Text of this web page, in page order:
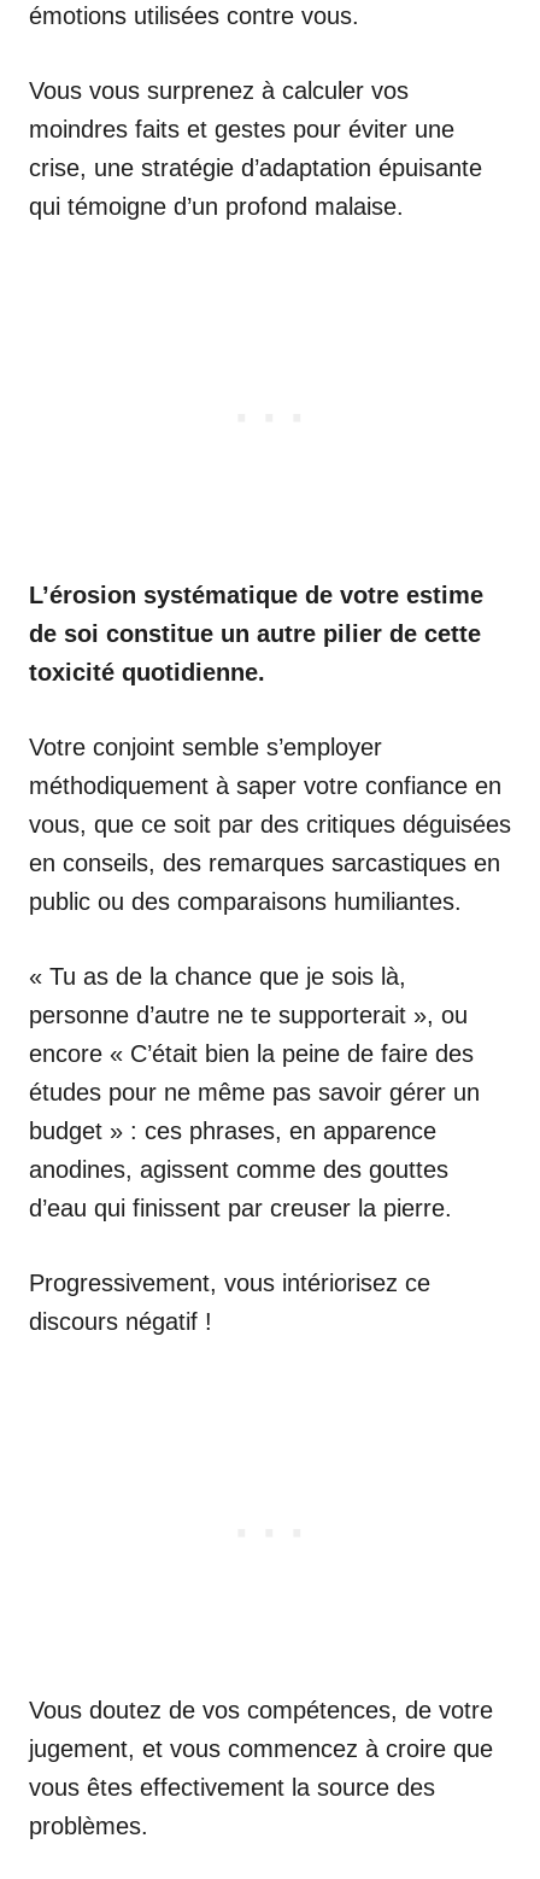
émotions utilisées contre vous.
Vous vous surprenez à calculer vos
moindres faits et gestes pour éviter une
crise, une stratégie d’adaptation épuisante
qui témoigne d’un profond malaise.
L’érosion systématique de votre estime
de soi constitue un autre pilier de cette
toxicité quotidienne.
Votre conjoint semble s’employer
méthodiquement à saper votre confiance en
vous, que ce soit par des critiques déguisées
en conseils, des remarques sarcastiques en
public ou des comparaisons humiliantes.
« Tu as de la chance que je sois là,
personne d’autre ne te supporterait », ou
encore « C’était bien la peine de faire des
études pour ne même pas savoir gérer un
budget » : ces phrases, en apparence
anodines, agissent comme des gouttes
d’eau qui finissent par creuser la pierre.
Progressivement, vous intériorisez ce
discours négatif !
Vous doutez de vos compétences, de votre
jugement, et vous commencez à croire que
vous êtes effectivement la source des
problèmes.